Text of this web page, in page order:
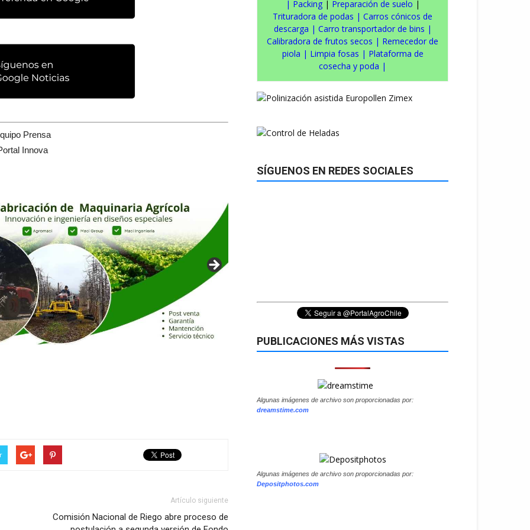
Prensa
Innova
Artículo siguiente
Comisión Nacional de Riego abre proceso de
| Packing| Preparación de suelo |
Trituradora de podas | Carros cónicos de
descarga | Carro transportador de bins |
Calibradora de frutos secos | Remecedor de
piola | Limpia fosas | Plataforma de
cosecha y poda |
SÍGUENOS EN REDES SOCIALES
PUBLICACIONES MÁS VISTAS
Algunas imágenes de archivo son proporcionadas por:
dreamstime.com
Algunas imágenes de archivo son proporcionadas por:
Depositphotos.com